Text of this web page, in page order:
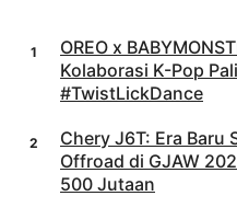
OREO x
Kolaborasi K-Pop
#TwistLickDance
Chery J6T: Era Baru
Offroad di GJAW
500 Jutaan